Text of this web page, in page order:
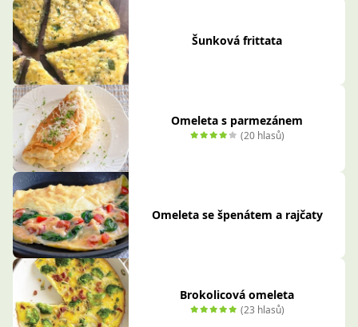
Šunková frittata
Omeleta s parmezánem
(20 hlasů)
Omeleta se špenátem a rajčaty
Brokolicová omeleta
(23 hlasů)